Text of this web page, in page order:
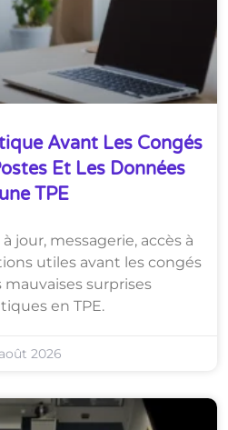
Avant Les Congés
Et Les Données
TPE
jour, messagerie, accès à
utiles avant les congés
surprises
en TPE.
2026